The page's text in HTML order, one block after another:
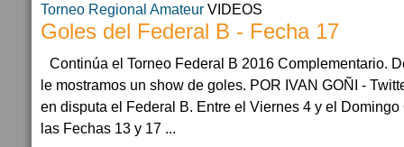
Torneo Regional Amateur VIDEOS
Goles del Federal B - Fecha 17
Continúa el Torneo Federal B 2016 Complementario.
le mostramos un show de goles. POR IVAN GOÑI -
en disputa el Federal B. Entre el Viernes 4 y el
las Fechas 13 y 17 ...